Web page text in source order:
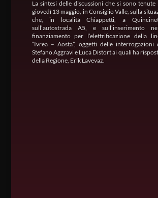
La sintesi delle discussioni che si sono tenute
giovedì 13 maggio, in Consiglio Valle, sulla
che, in località Chiappetti, a
sull’autostrada A5, e sull’inserimento
finanziamento per l’elettrificazione della
“Ivrea – Aosta”, oggetti delle interrogazioni
Stefano Aggravi e Luca Distort ai quali ha
della Regione, Erik Lavevaz.